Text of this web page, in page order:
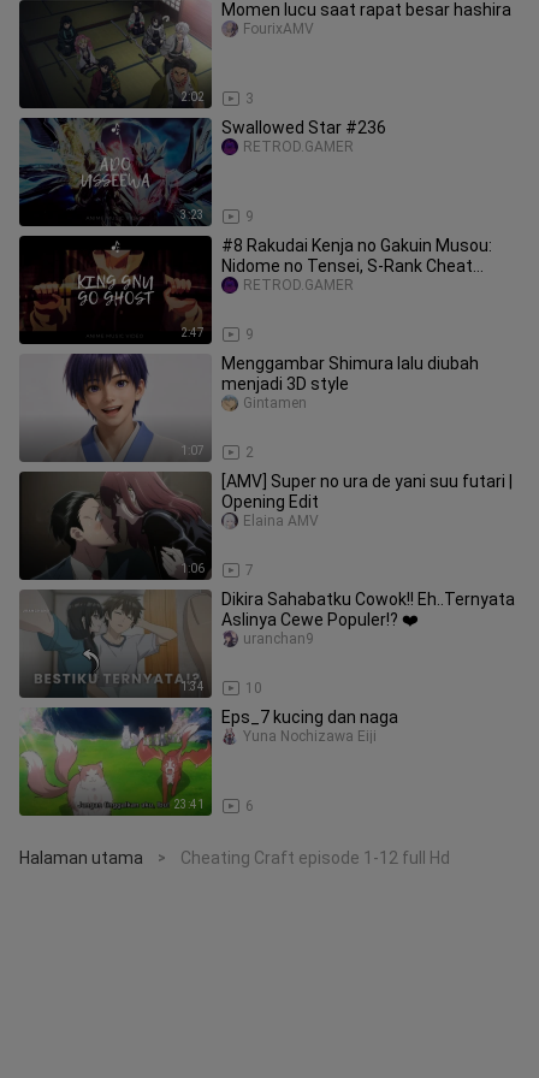
2:02
Momen lucu saat rapat besar hashira
3
FourixAMV
3:23
Swallowed Star #236
9
RETROD.GAMER
2:47
#8 Rakudai Kenja no Gakuin Musou:
Nidome no Tensei, S-Rank Cheat
Majutsushi Boukenroku - AMV!
9
RETROD.GAMER
1:07
Menggambar Shimura lalu diubah
menjadi 3D style
2
Gintamen
1:06
[AMV] Super no ura de yani suu futari |
Opening Edit
7
Elaina AMV
1:34
Dikira Sahabatku Cowok!! Eh..Ternyata
Aslinya Cewe Populer!? ❤️
10
uranchan9
23:41
Eps_7 kucing dan naga
6
Yuna Nochizawa Eiji
Halaman utama > Cheating Craft episode 1-12 full Hd